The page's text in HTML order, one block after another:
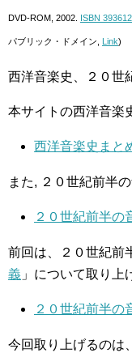
DVD-ROM, 2002. ISBN
パブリック・ドメイン, Link)
西洋音楽史、２０世
本サイトの西洋音楽
西洋音楽史まと
また, ２０世紀前半
２０世紀前半
前回は、２０世紀前
義 」について取り上
２０世紀前半の
今回取り上げるのは